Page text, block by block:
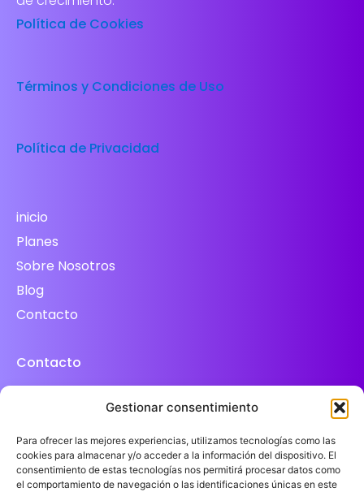
Gestionar consentimiento
Para ofrecer las mejores experiencias, utilizamos tecnologías como las
cookies para almacenar y/o acceder a la información del dispositivo. El
consentimiento de estas tecnologías nos permitirá procesar datos como
el comportamiento de navegación o las identificaciones únicas en este
Política de Cookies
Términos y Condiciones de Uso
Política de Privacidad
inicio
Planes
Sobre Nosotros
Blog
Contacto
Contacto
www.maremagnamktmallorca.com
www.benefitsfactory.es